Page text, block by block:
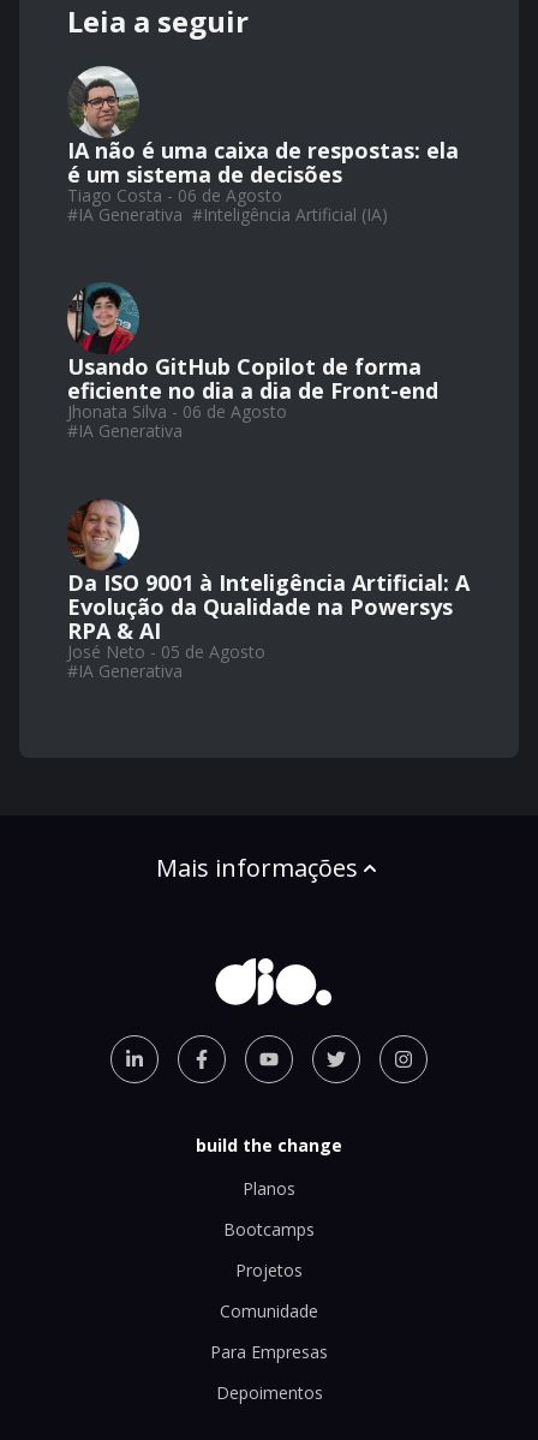
Leia a seguir
IA não é uma caixa de respostas: ela
é um sistema de decisões
Tiago Costa - 06 de Agosto
#IA Generativa #Inteligência Artificial (IA)
Usando GitHub Copilot de forma
eficiente no dia a dia de Front-end
Jhonata Silva - 06 de Agosto
#IA Generativa
Da ISO 9001 à Inteligência Artificial: A
Evolução da Qualidade na Powersys
RPA & AI
José Neto - 05 de Agosto
#IA Generativa
Mais informações
build the change
Planos
Bootcamps
Projetos
Comunidade
Para Empresas
Depoimentos